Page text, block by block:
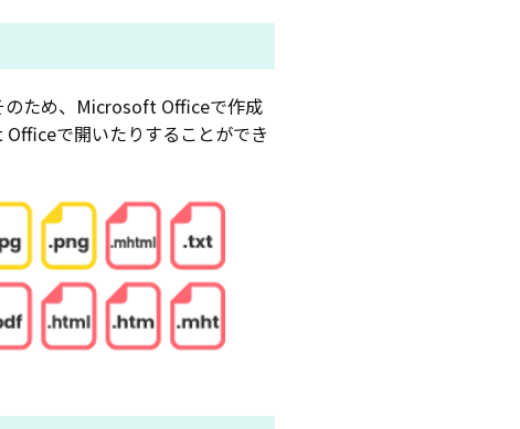
のため、Microsoft Officeで作成
で開いたりすることができ